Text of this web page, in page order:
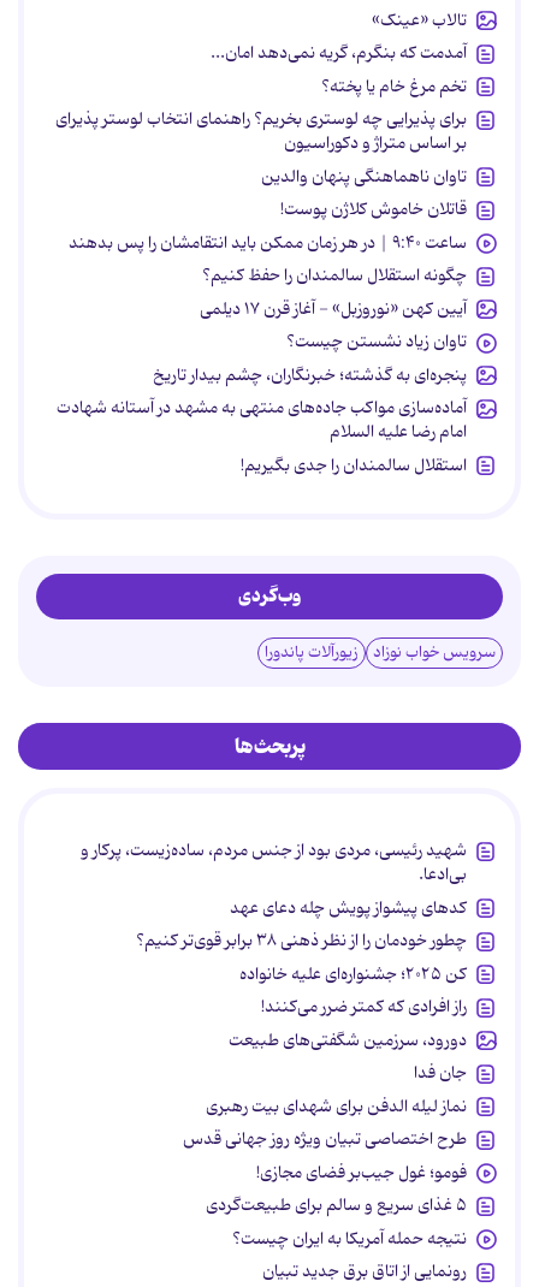
تالاب «عینک»
آمدمت که بنگرم، گریه نمی‌دهد امان...
تخم مرغ خام یا پخته؟
برای پذیرایی چه لوستری بخریم؟ راهنمای انتخاب لوستر پذیرای
بر اساس متراژ و دکوراسیون
تاوان ناهماهنگی پنهان والدین
قاتلان خاموش کلاژن پوست!
ساعت ۹:۴۰ | در هر زمان ممکن باید انتقامشان را پس بدهند
چگونه استقلال سالمندان را حفظ کنیم؟
آیین کهن «نوروزبل» - آغاز قرن ۱۷ دیلمی
تاوان زیاد نشستن چیست؟
پنجره‌ای به گذشته؛ خبرنگاران، چشم بیدار تاریخ
آماده‌سازی مواکب جاده‌های منتهی به مشهد در آستانه شهادت
امام رضا علیه السلام
استقلال سالمندان را جدی بگیریم!
وب‌گردی
سرویس خواب نوزاد زیورآلات پاندورا
پربحث‌ها
شهید رئیسی، مردی بود از جنس مردم، ساده‌زیست، پرکار و
بی‌ادعا.
کدهای پیشواز پویش چله دعای عهد
چطور خودمان را از نظر ذهنی ۳۸ برابر قوی‌تر کنیم؟
کن ۲۰۲۵؛ جشنواره‌ای علیه خانواده
راز افرادی که کمتر ضرر می‌کنند!
دورود، سرزمین شگفتی‌های طبیعت
جان فدا
نماز لیله الدفن برای شهدای بیت رهبری
طرح اختصاصی تبیان ویژه روز جهانی قدس
فومو؛ غول جیب‌بر فضای مجازی!
۵ غذای سریع و سالم برای طبیعت‌گردی
نتیجه حمله آمریکا به ایران چیست؟
رونمایی از اتاق برق جدید تبیان